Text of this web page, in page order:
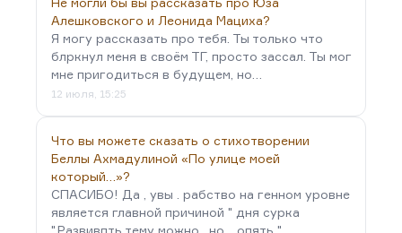
Алешковского и Леонида Мациха?
Я могу рассказать про тебя. Ты только что
блркнул меня в своём ТГ, просто зассал. Ты мог
мне пригодиться в будущем, но…
12 июля, 15:25
Что вы можете сказать о стихотворении
Беллы Ахмадулиной «По улице моей
который…»?
СПАСИБО! Да , увы . рабство на генном уровне
является главной причиной " дня сурка
".Развивпть тему можно , но .. опять "…